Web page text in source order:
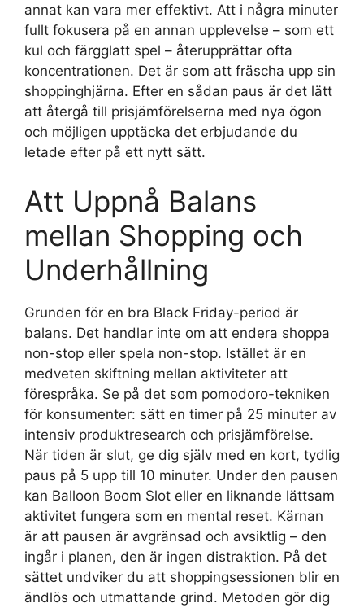
annat kan vara mer effektivt. Att i några minuter
fullt fokusera på en annan upplevelse – som ett
kul och färgglatt spel – återupprättar ofta
koncentrationen. Det är som att fräscha upp sin
shoppinghjärna. Efter en sådan paus är det lätt
att återgå till prisjämförelserna med nya ögon
och möjligen upptäcka det erbjudande du
letade efter på ett nytt sätt.
Att Uppnå Balans
mellan Shopping och
Underhållning
Grunden för en bra Black Friday-period är
balans. Det handlar inte om att endera shoppa
non-stop eller spela non-stop. Istället är en
medveten skiftning mellan aktiviteter att
förespråka. Se på det som pomodoro-tekniken
för konsumenter: sätt en timer på 25 minuter av
intensiv produktresearch och prisjämförelse.
När tiden är slut, ge dig själv med en kort, tydlig
paus på 5 upp till 10 minuter. Under den pausen
kan Balloon Boom Slot eller en liknande lättsam
aktivitet fungera som en mental reset. Kärnan
är att pausen är avgränsad och avsiktlig – den
ingår i planen, den är ingen distraktion. På det
sättet undviker du att shoppingsessionen blir en
ändlös och utmattande grind. Metoden gör dig